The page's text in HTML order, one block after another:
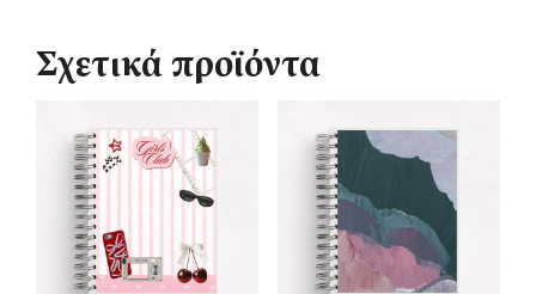
Σχετικά προϊόντα